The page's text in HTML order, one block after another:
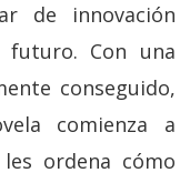
de innovación
futuro. Con una
conseguido,
comienza a
ordena cómo